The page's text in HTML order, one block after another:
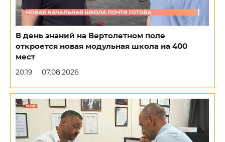
В день знаний на Вертолетном поле
откроется новая модульная школа на 400
мест
20:19 07.08.2026